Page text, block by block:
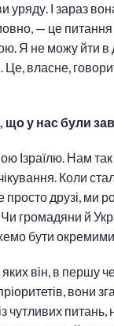
уряду. І зараз
— це питання
Я не можу йти в
Це, власне,
у нас були
Ізраїлю. Нам так
Коли
друзі, ми
громадяни й
бути
яких він, в першу
вони
чутливих